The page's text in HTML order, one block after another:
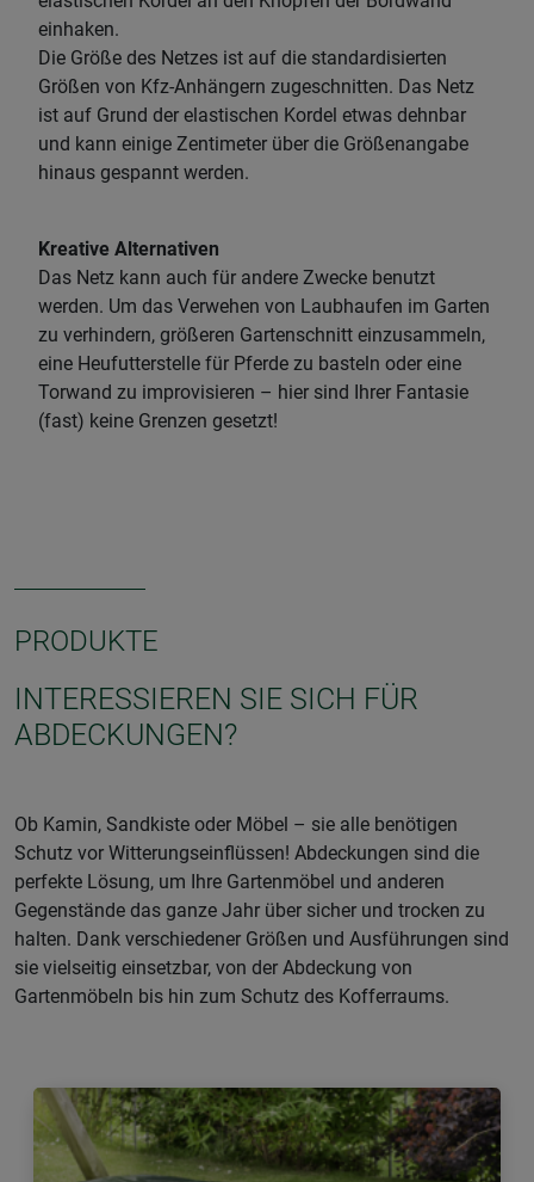
einhaken.
Die Größe des Netzes ist auf die standardisierten
Größen von Kfz-Anhängern zugeschnitten. Das Netz
ist auf Grund der elastischen Kordel etwas dehnbar
und kann einige Zentimeter über die Größenangabe
hinaus gespannt werden.
Kreative Alternativen
Das Netz kann auch für andere Zwecke benutzt
werden. Um das Verwehen von Laubhaufen im Garten
zu verhindern, größeren Gartenschnitt einzusammeln,
eine Heufutterstelle für Pferde zu basteln oder eine
Torwand zu improvisieren – hier sind Ihrer Fantasie
(fast) keine Grenzen gesetzt!
PRODUKTE
INTERESSIEREN SIE SICH FÜR
ABDECKUNGEN?
Ob Kamin, Sandkiste oder Möbel – sie alle benötigen
Schutz vor Witterungseinflüssen! Abdeckungen sind die
perfekte Lösung, um Ihre Gartenmöbel und anderen
Gegenstände das ganze Jahr über sicher und trocken zu
halten. Dank verschiedener Größen und Ausführungen sind
sie vielseitig einsetzbar, von der Abdeckung von
Gartenmöbeln bis hin zum Schutz des Kofferraums.